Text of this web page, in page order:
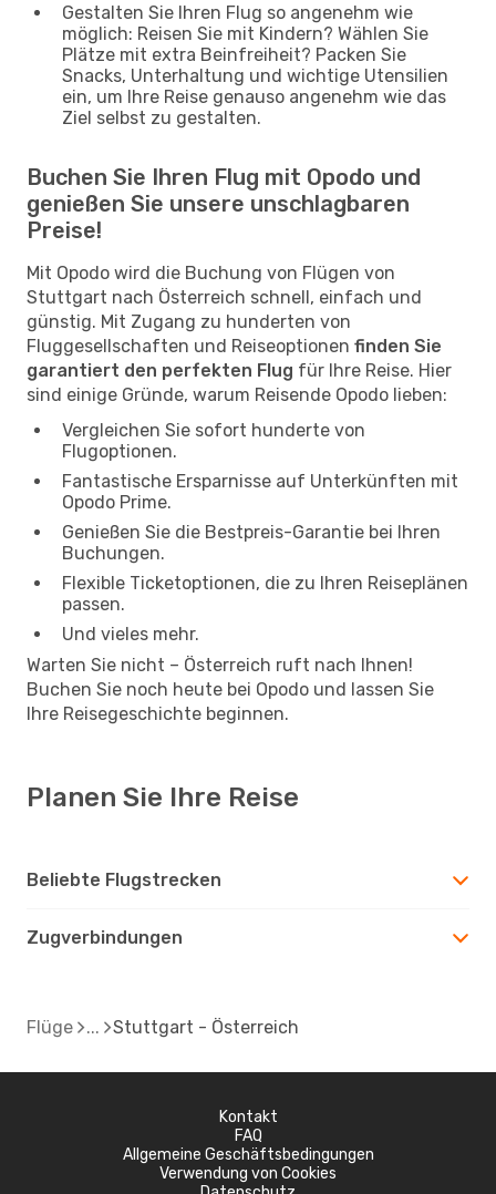
Gestalten Sie Ihren Flug so angenehm wie
möglich: Reisen Sie mit Kindern? Wählen Sie
Plätze mit extra Beinfreiheit? Packen Sie
Snacks, Unterhaltung und wichtige Utensilien
ein, um Ihre Reise genauso angenehm wie das
Ziel selbst zu gestalten.
Buchen Sie Ihren Flug mit Opodo und
genießen Sie unsere unschlagbaren
Preise!
Mit Opodo wird die Buchung von Flügen von
Stuttgart nach Österreich schnell, einfach und
günstig. Mit Zugang zu hunderten von
Fluggesellschaften und Reiseoptionen finden Sie
garantiert den perfekten Flug für Ihre Reise. Hier
sind einige Gründe, warum Reisende Opodo lieben:
Vergleichen Sie sofort hunderte von
Flugoptionen.
Fantastische Ersparnisse auf Unterkünften mit
Opodo Prime.
Genießen Sie die Bestpreis-Garantie bei Ihren
Buchungen.
Flexible Ticketoptionen, die zu Ihren Reiseplänen
passen.
Und vieles mehr.
Warten Sie nicht – Österreich ruft nach Ihnen!
Buchen Sie noch heute bei Opodo und lassen Sie
Ihre Reisegeschichte beginnen.
Planen Sie Ihre Reise
Beliebte Flugstrecken
Zugverbindungen
Flüge Stuttgart - Österreich
Kontakt
FAQ
Allgemeine Geschäftsbedingungen
Verwendung von Cookies